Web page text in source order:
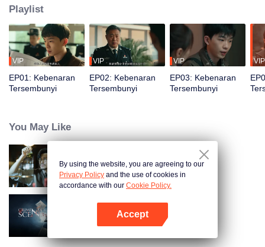
dalang di balik semuanya ternyata adalah seseorang yang tak pernah ia
duga...
Playlist
VIP
EP01: Kebenaran
Tersembunyi
VIP
EP02: Kebenaran
Tersembunyi
VIP
EP03: Kebenaran
Tersembunyi
VIP
You May Like
Detektif L
Titik Kejahatan
By using the website, you are agreeing to our
Privacy Policy and the use of cookies in
accordance with our Cookie Policy.
Accept